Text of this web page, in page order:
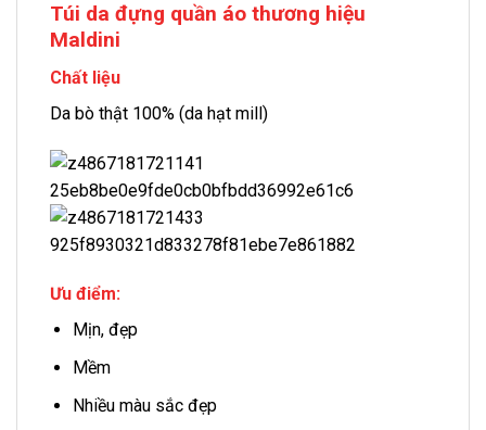
Túi da đựng quần áo thương hiệu
Maldini
Chất liệu
Da bò thật 100% (da hạt mill)
Ưu điểm:
Mịn, đẹp
Mềm
Nhiều màu sắc đẹp